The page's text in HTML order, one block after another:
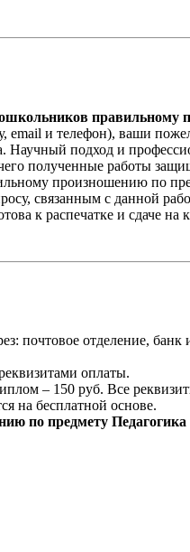
правильному
email и телефон), ваши
подход и
полученные работы
произношению по
связанным с данной
к распечатке и сдаче на
почтовое отделение,
оплаты.
– 150 руб. Все
на бесплатной основе.
по предмету Педагогика